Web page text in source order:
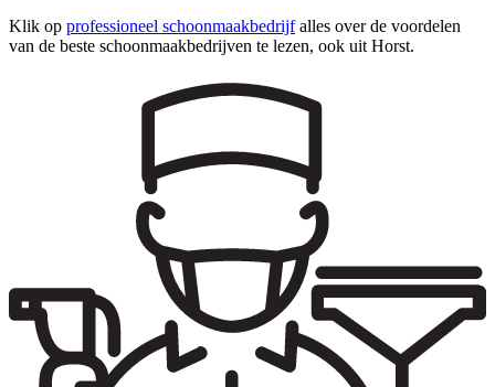
Klik op professioneel schoonmaakbedrijfalles over de voordelen
van de beste schoonmaakbedrijven te lezen, ook uit Horst.